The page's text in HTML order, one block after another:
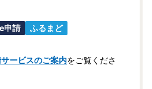
申請
ふるまど
ービスのご案内をご覧くださ